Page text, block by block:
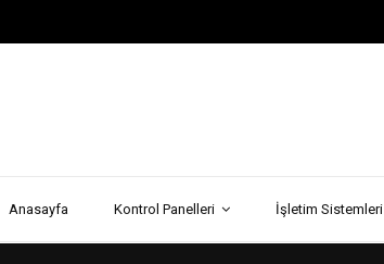
Anasayfa Kontrol Panelleri İşletim Sistemleri